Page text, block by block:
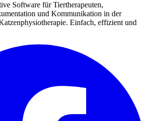
Software für Tiertherapeuten,
und Kommunikation in der
Einfach, effizient und